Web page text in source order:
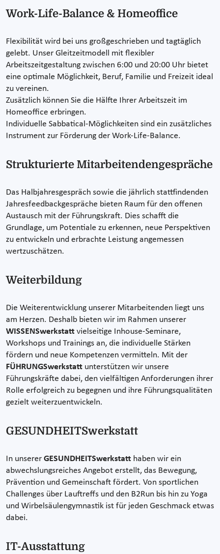
Work-Life-Balance & Homeoffice
Flexibilität wird bei uns großgeschrieben und tagtäglich
gelebt. Unser Gleitzeitmodell mit flexibler
Arbeitszeitgestaltung zwischen 6:00 und 20:00 Uhr bietet
eine optimale Möglichkeit, Beruf, Familie und Freizeit ideal
zu vereinen.
Zusätzlich können Sie die Hälfte Ihrer Arbeitszeit im
Homeoffice erbringen.
Individuelle Sabbatical-Möglichkeiten sind ein zusätzliches
Instrument zur Förderung der Work-Life-Balance.
Strukturierte Mitarbeitendengespräche
Das Halbjahresgespräch sowie die jährlich stattfindenden
Jahresfeedbackgespräche bieten Raum für den offenen
Austausch mit der Führungskraft. Dies schafft die
Grundlage, um Potentiale zu erkennen, neue Perspektiven
zu entwickeln und erbrachte Leistung angemessen
wertzuschätzen.
Weiterbildung
Die Weiterentwicklung unserer Mitarbeitenden liegt uns
am Herzen. Deshalb bieten wir im Rahmen unserer
WISSENSwerkstatt vielseitige Inhouse-Seminare,
Workshops und Trainings an, die individuelle Stärken
fördern und neue Kompetenzen vermitteln. Mit der
FÜHRUNGSwerkstatt unterstützen wir unsere
Führungskräfte dabei, den vielfältigen Anforderungen ihrer
Rolle erfolgreich zu begegnen und ihre Führungsqualitäten
gezielt weiterzuentwickeln.
GESUNDHEITSwerkstatt
In unserer GESUNDHEITSwerkstatt haben wir ein
abwechslungsreiches Angebot erstellt, das Bewegung,
Prävention und Gemeinschaft fördert. Von sportlichen
Challenges über Lauftreffs und den B2Run bis hin zu Yoga
und Wirbelsäulengymnastik ist für jeden Geschmack etwas
dabei.
IT-Ausstattung